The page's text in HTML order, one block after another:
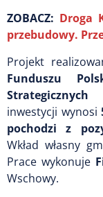
ZOBACZ: Droga
przebudowy.
Projekt
Funduszu
Strategicznych
inwestycji wynosi
pochodzi z
Wkład własny
Prace wykonuje
Wschowy.